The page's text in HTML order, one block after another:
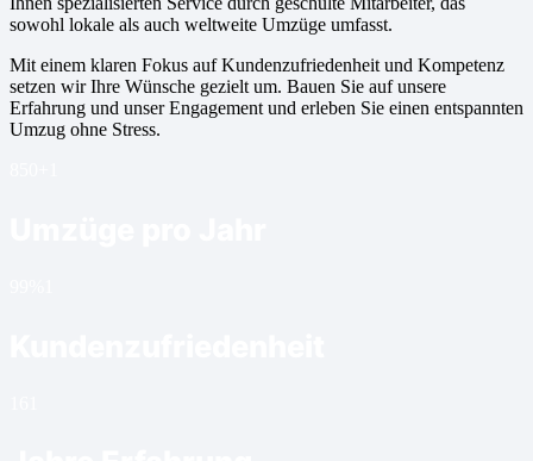
sowohl lokale als auch weltweite Umzüge umfasst.
Mit einem klaren Fokus auf Kundenzufriedenheit und Kompetenz
setzen wir Ihre Wünsche gezielt um. Bauen Sie auf unsere
Erfahrung und unser Engagement und erleben Sie einen entspannten
Umzug ohne Stress.